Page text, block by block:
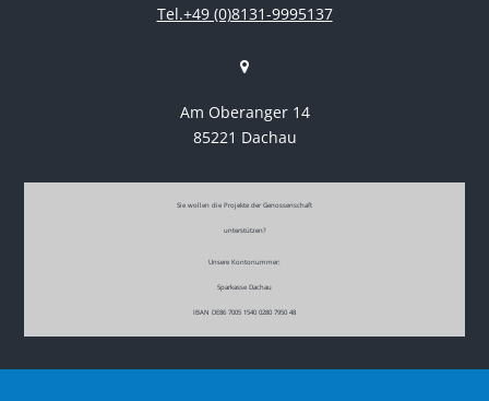
Tel.+49 (0)8131-9995137
Am Oberanger 14
85221 Dachau
Sie wollen die Projekte der Genossenschaft
unterstützen?
Unsere Kontonummer:
Sparkasse Dachau
IBAN DE86 7005 1540 0280 7950 48